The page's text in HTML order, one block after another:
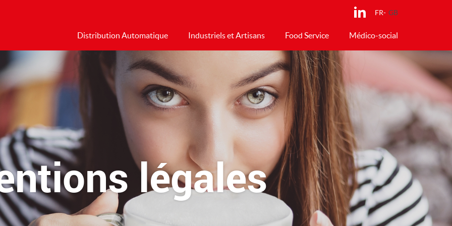
FR GB
Distribution Automatique Industriels et Artisans Food Service Médico-social
légales